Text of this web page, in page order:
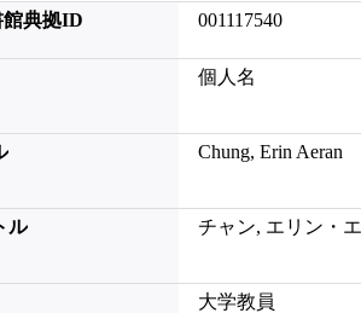
館典拠ID 001117540
個人名
Chung, Erin Aeran
ル チャン, エリン・
大学教員